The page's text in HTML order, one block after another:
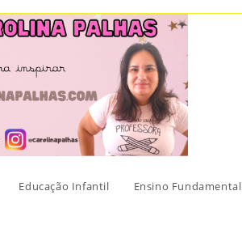
Educação Infantil Ensino Fundamental